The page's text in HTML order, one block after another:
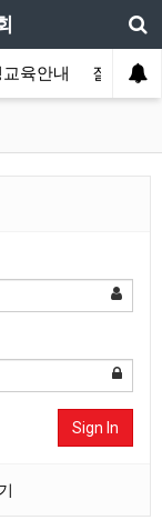
육안내 질의답변
Sign In